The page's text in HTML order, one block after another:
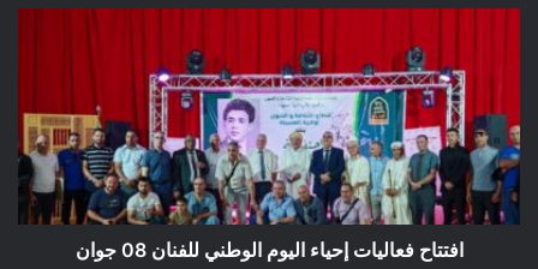
الوطني
للفنان
08
جوان
افتتاح فعاليات إحياء اليوم الوطني للفنان 08 جوان